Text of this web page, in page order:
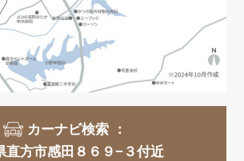
カーナビ検索 ：
直方市感田８６９−３付近